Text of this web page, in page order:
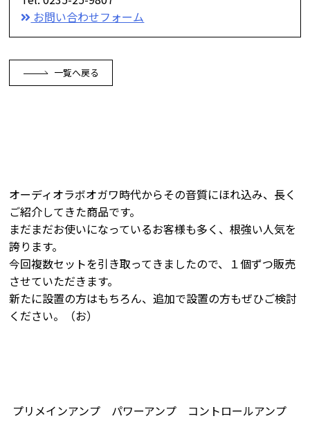
お問い合わせフォーム
一覧へ戻る
オーディオラボオガワ時代からその音質にほれ込み、長く
ご紹介してきた商品です。
まだまだお使いになっているお客様も多く、根強い人気を
誇ります。
今回複数セットを引き取ってきましたので、１個ずつ販売
させていただきます。
新たに設置の方はもちろん、追加で設置の方もぜひご検討
ください。（お）
プリメインアンプ パワーアンプ
コントロールアンプ